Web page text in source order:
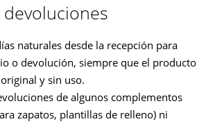
naturales desde la recepción para
o devolución, siempre que el producto
y sin uso.
de algunos complementos
zapatos, plantillas de relleno) ni